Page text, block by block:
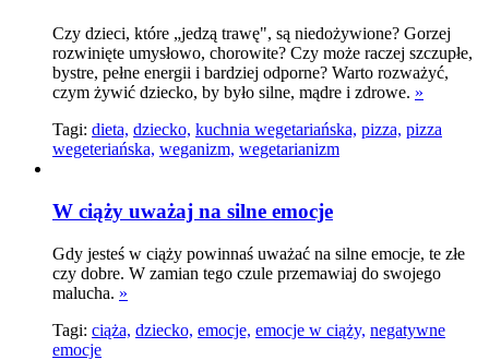
Czy dzieci, które „jedzą trawę", są niedożywione? Gorzej
rozwinięte umysłowo, chorowite? Czy może raczej szczupłe,
bystre, pełne energii i bardziej odporne? Warto rozważyć,
czym żywić dziecko, by było silne, mądre i zdrowe. »
Tagi: dieta, dziecko, kuchnia wegetariańska, pizza, pizza
wegeteriańska, weganizm, wegetarianizm
W ciąży uważaj na silne emocje
Gdy jesteś w ciąży powinnaś uważać na silne emocje, te złe
czy dobre. W zamian tego czule przemawiaj do swojego
malucha. »
Tagi: ciąża, dziecko, emocje, emocje w ciąży, negatywne
emocje